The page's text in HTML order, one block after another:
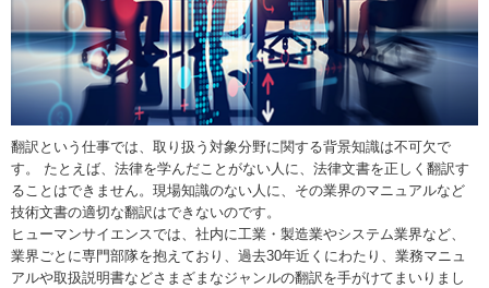
翻訳という仕事では、取り扱う対象分野に関する背景知識は不可欠で
す。 たとえば、法律を学んだことがない人に、法律文書を正しく翻訳す
ることはできません。現場知識のない人に、その業界のマニュアルなど
技術文書の適切な翻訳はできないのです。
ヒューマンサイエンスでは、社内に工業・製造業やシステム業界など、
業界ごとに専門部隊を抱えており、過去30年近くにわたり、業務マニュ
アルや取扱説明書などさまざまなジャンルの翻訳を手がけてまいりまし